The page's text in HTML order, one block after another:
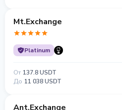
Mt.Exchange
Platinum
От 137.8 USDT
До 11 038 USDT
Ant.Exchange